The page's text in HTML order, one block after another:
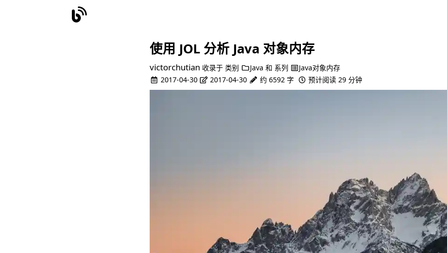
使用 JOL 分析 Java 对象内存
victorchutian 收录于 类别 Java 和 系列
Java对象内存
2017-04-30
2017-04-30 约 6592 字 预计阅读 29 分钟